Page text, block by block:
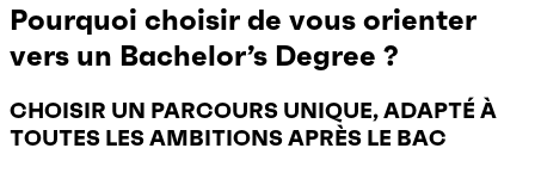
Pourquoi choisir de vous orienter
vers un Bachelor’s Degree ?
CHOISIR UN PARCOURS UNIQUE, ADAPTÉ À
TOUTES LES AMBITIONS APRÈS LE BAC